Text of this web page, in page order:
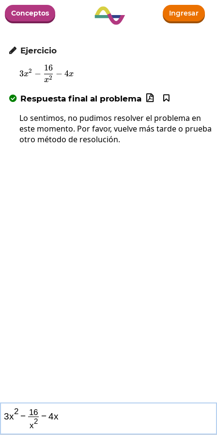
Conceptos Ingresar
 Ejercicio
3x^2-\frac{16}{x^2}-4x
3x2 −
x2
16
− 4x
 Respuesta final al problema 

Lo sentimos, no pudimos resolver el problema en
este momento. Por favor, vuelve más tarde o prueba
otro método de resolución.
3x2 − 16
x2 −4x